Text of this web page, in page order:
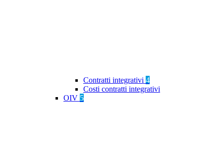
Contratti integrativi 4
Costi contratti integrativi
OIV 5